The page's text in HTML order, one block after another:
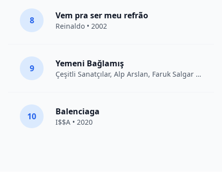
8 Vem pra ser meu refrão
Reinaldo • 2002
9 Yemeni Bağlamış
Çeşitli Sanatçılar, Alp Arslan, Faruk Salgar • 2012
10 Balenciaga
I$$A • 2020